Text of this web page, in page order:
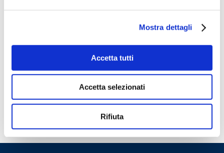
Mostra dettagli
Accetta tutti
Accetta selezionati
Rifiuta
Categorie